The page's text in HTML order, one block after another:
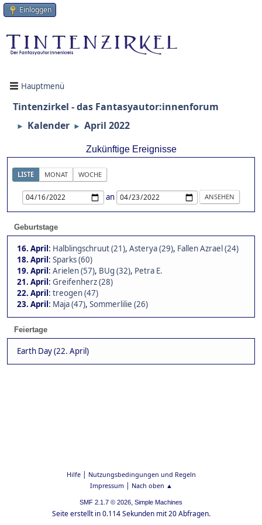
Einloggen
Hauptmenü
Tintenzirkel - das Fantasyautor:innenforum
► Kalender ► April 2022
Zukünftige Ereignisse
LISTE MONAT WOCHE
an
Geburtstage
16. April: Halblingschruut (21), Asterya (29), Fallen Azrael (24)
18. April: Sparks (60)
19. April: Arielen (57), BUg (32), Petra E.
21. April: Greifenherz (28)
22. April: treogen (47)
23. April: Maja (47), Sommerlilie (26)
Feiertage
Earth Day (22. April)
Hilfe| Nutzungsbedingungen und Regeln
Impressum| Nach oben ▲
SMF 2.1.7 © 2026, Simple Machines
Seite erstellt in 0.114 Sekunden mit 20 Abfragen.